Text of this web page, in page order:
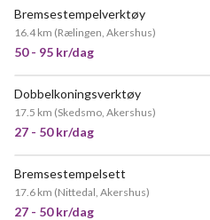
Bremsestempelverktøy
16.4 km (Rælingen, Akershus)
50 - 95 kr/dag
Dobbelkoningsverktøy
17.5 km (Skedsmo, Akershus)
27 - 50 kr/dag
Bremsestempelsett
17.6 km (Nittedal, Akershus)
27 - 50 kr/dag